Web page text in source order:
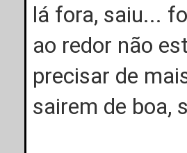
lá fora, saiu...
ao redor não
precisar de
sairem de boa,